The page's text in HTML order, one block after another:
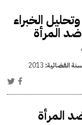
الخبراء
المرأة
القضائية: 2013
المرأة